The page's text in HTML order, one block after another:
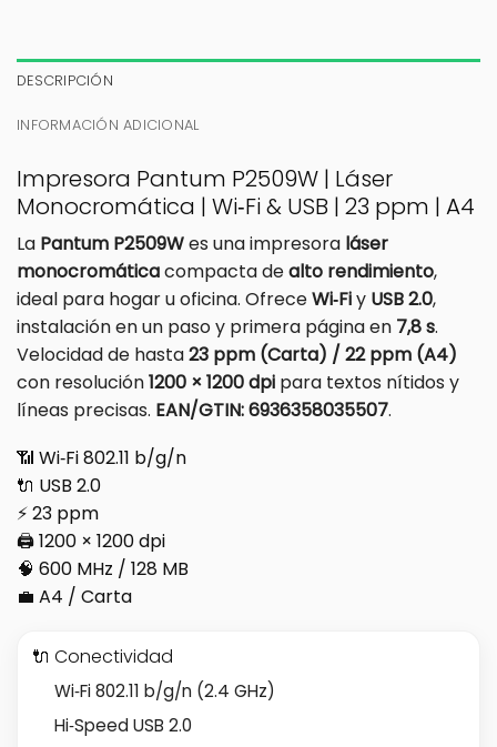
DESCRIPCIÓN
INFORMACIÓN ADICIONAL
Impresora Pantum P2509W | Láser
Monocromática | Wi‑Fi & USB | 23 ppm | A4
La Pantum P2509Wes una impresora láser
monocromáticacompacta dealto rendimiento,
ideal para hogar u oficina. OfreceWi‑Fiy USB 2.0,
instalación en un paso y primera página en 7,8 s.
Velocidad de hasta23 ppm (Carta) / 22 ppm (A4)
con resolución1200 × 1200 dpi para textos nítidos y
líneas precisas. EAN/GTIN: 6936358035507.
📶 Wi‑Fi 802.11 b/g/n
🔌 USB 2.0
⚡ 23 ppm
🖨️ 1200 × 1200 dpi
🧠 600 MHz / 128 MB
💼 A4 / Carta
🔌 Conectividad
Wi‑Fi 802.11 b/g/n (2.4 GHz)
Hi‑Speed USB 2.0